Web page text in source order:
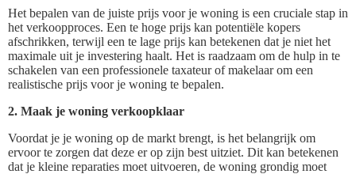
Het bepalen van de juiste prijs voor je woning is een cruciale stap in
het verkoopproces. Een te hoge prijs kan potentiële kopers
afschrikken, terwijl een te lage prijs kan betekenen dat je niet het
maximale uit je investering haalt. Het is raadzaam om de hulp in te
schakelen van een professionele taxateur of makelaar om een
realistische prijs voor je woning te bepalen.
2. Maak je woning verkoopklaar
Voordat je je woning op de markt brengt, is het belangrijk om
ervoor te zorgen dat deze er op zijn best uitziet. Dit kan betekenen
dat je kleine reparaties moet uitvoeren, de woning grondig moet